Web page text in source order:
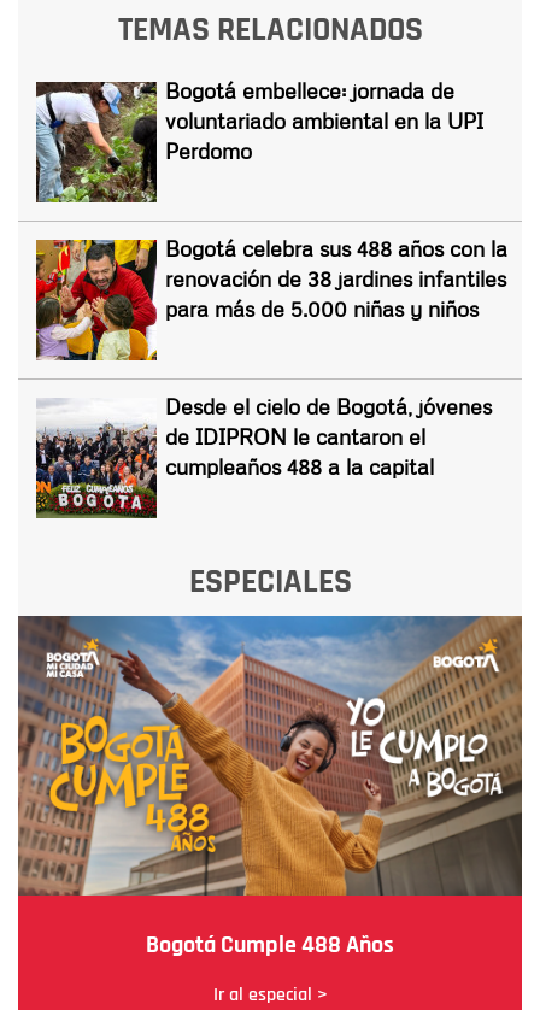
TEMAS RELACIONADOS
Bogotá embellece: jornada de
voluntariado ambiental en la UPI
Perdomo
Bogotá celebra sus 488 años con la
renovación de 38 jardines infantiles
para más de 5.000 niñas y niños
Desde el cielo de Bogotá, jóvenes
de IDIPRON le cantaron el
cumpleaños 488 a la capital
ESPECIALES
Bogotá Cumple 488 Años
Ir al especial >